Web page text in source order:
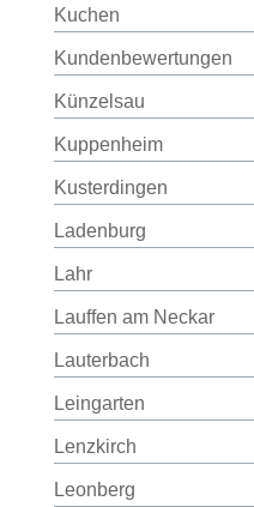
Kuchen
Kundenbewertungen
Künzelsau
Kuppenheim
Kusterdingen
Ladenburg
Lahr
Lauffen am Neckar
Lauterbach
Leingarten
Lenzkirch
Leonberg